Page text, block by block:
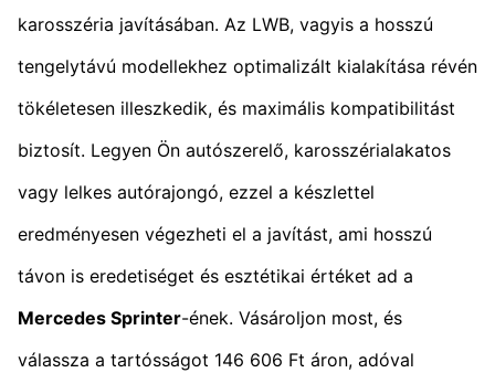
karosszéria javításában. Az LWB, vagyis a hosszú
tengelytávú modellekhez optimalizált kialakítása révén
tökéletesen illeszkedik, és maximális kompatibilitást
biztosít. Legyen Ön autószerelő, karosszérialakatos
vagy lelkes autórajongó, ezzel a készlettel
eredményesen végezheti el a javítást, ami hosszú
távon is eredetiséget és esztétikai értéket ad a
Mercedes Sprinter-ének. Vásároljon most, és
válassza a tartósságot 146 606 Ft áron, adóval